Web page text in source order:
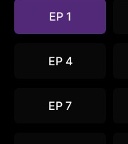
EP 1
EP 4
EP 7